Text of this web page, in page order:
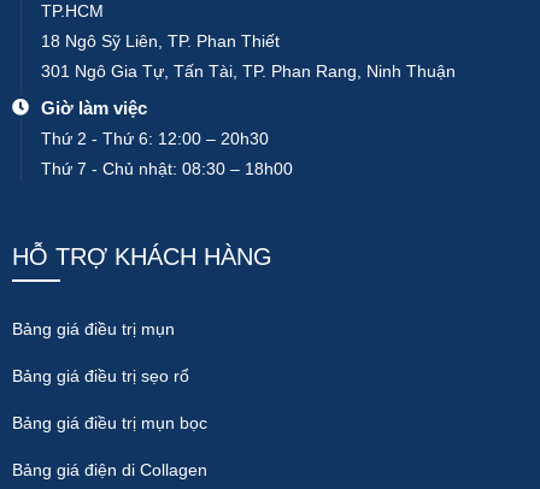
TP.HCM
18 Ngô Sỹ Liên, TP. Phan Thiết
301 Ngô Gia Tự, Tấn Tài, TP. Phan Rang, Ninh Thuận
Giờ làm việc
Thứ 2 - Thứ 6: 12:00 – 20h30
Thứ 7 - Chủ nhật: 08:30 – 18h00
HỖ TRỢ KHÁCH HÀNG
Bảng giá điều trị mụn
Bảng giá điều trị sẹo rổ
Bảng giá điều trị mụn bọc
Bảng giá điện di Collagen